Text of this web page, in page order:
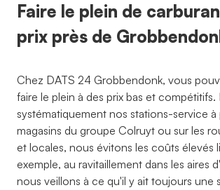
Faire le plein de
prix près de
Chez DATS 24 Grobbendonk, vous
faire le plein à des prix bas et compétitifs.
systématiquement nos stations-service à
magasins du groupe Colruyt ou sur les
et locales, nous évitons les coûts élevés
exemple, au ravitaillement dans les aires
nous veillons à ce qu'il y ait toujours une